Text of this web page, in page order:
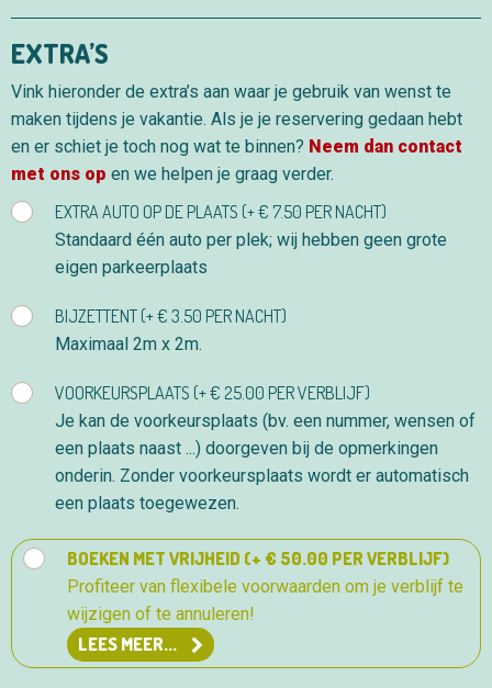
EXTRA’S
Vink hieronder de extra’s aan waar je gebruik van wenst te
maken tijdens je vakantie. Als je je reservering gedaan hebt
en er schiet je toch nog wat te binnen? Neem dan contact
met ons op en we helpen je graag verder.
EXTRA AUTO OP DE PLAATS (+ € 7.50 PER NACHT)
Standaard één auto per plek; wij hebben geen grote
eigen parkeerplaats
BIJZETTENT (+ € 3.50 PER NACHT)
Maximaal 2m x 2m.
VOORKEURSPLAATS (+ € 25.00 PER VERBLIJF)
Je kan de voorkeursplaats (bv. een nummer, wensen of
een plaats naast ...) doorgeven bij de opmerkingen
onderin. Zonder voorkeursplaats wordt er automatisch
een plaats toegewezen.
BOEKEN MET VRIJHEID (+ € 50.00 PER VERBLIJF)
Profiteer van flexibele voorwaarden om je verblijf te
wijzigen of te annuleren!
LEES MEER...